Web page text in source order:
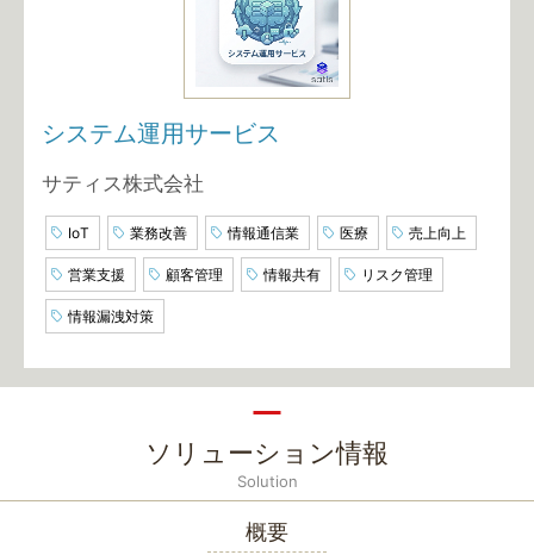
システム運用サービス
サティス株式会社
IoT 業務改善 情報通信業 医療 売上向上
営業支援 顧客管理 情報共有 リスク管理
情報漏洩対策
ソリューション情報
Solution
概要